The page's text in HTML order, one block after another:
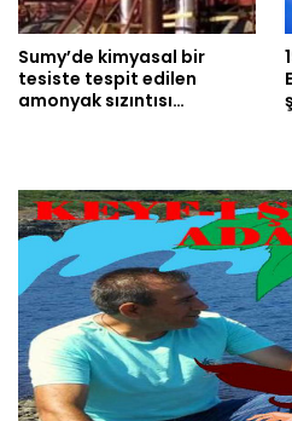
Sumy’de kimyasal bir
tesiste tespit edilen
amonyak sızıntısı…